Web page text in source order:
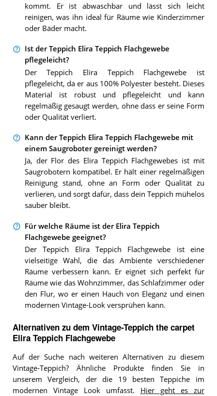
kommt. Er ist abwaschbar und lässt sich leicht
reinigen, was ihn ideal für Räume wie Kinderzimmer
oder Bäder macht.
Ist der Teppich Elira Teppich Flachgewebe
pflegeleicht?
Der Teppich Elira Teppich Flachgewebe ist
pflegeleicht, da er aus 100% Polyester besteht. Dieses
Material ist robust und pflegeleicht und kann
regelmäßig gesaugt werden, ohne dass er seine Form
oder Qualität verliert.
Kann der Teppich Elira Teppich Flachgewebe mit
einem Saugroboter gereinigt werden?
Ja, der Flor des Elira Teppich Flachgewebes ist mit
Saugrobotern kompatibel. Er hält einer regelmäßigen
Reinigung stand, ohne an Form oder Qualität zu
verlieren, und sorgt dafür, dass dein Teppich mühelos
sauber bleibt.
Für welche Räume ist der Elira Teppich
Flachgewebe geeignet?
Der Teppich Elira Teppich Flachgewebe ist eine
vielseitige Wahl, die das Ambiente verschiedener
Räume verbessern kann. Er eignet sich perfekt für
Räume wie das Wohnzimmer, das Schlafzimmer oder
den Flur, wo er einen Hauch von Eleganz und einen
modernen Vintage-Look versprühen kann.
Alternativen zu dem Vintage-Teppich the carpet
Elira Teppich Flachgewebe
Auf der Suche nach weiteren Alternativen zu diesem
Vintage-Teppich? Ähnliche Produkte finden Sie in
unserem Vergleich, der die 19 besten Teppiche im
modernen Vintage Look umfasst. Hier geht es zur